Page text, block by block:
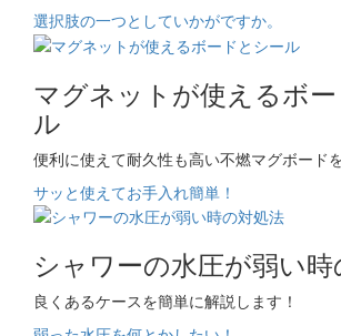
選択肢の一つとしていかがですか。
マグネットが使えるボ
ル
便利に使えて耐久性も高い不燃マグボード
サッと使えてお手入れ簡単！
シャワーの水圧が弱い
良くあるケースを簡単に解説します！